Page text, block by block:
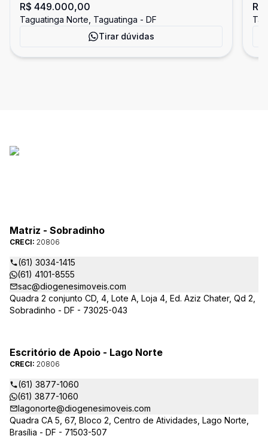
com 3 Vagas de Garagem -
Taguatinga
R$ 449.000,00
Taguatinga Norte, Taguatinga - DF
Tirar dúvidas
-
Matriz - Sobradinho
CRECI: 20806
(61) 3034-1415
(61) 4101-8555
sac@diogenesimoveis.com
Quadra 2 conjunto CD, 4, Lote A, Loja 4, Ed. Aziz Chater, Qd 2,
Sobradinho - DF - 73025-043
Escritório de Apoio - Lago Norte
CRECI: 20806
(61) 3877-1060
(61) 3877-1060
lagonorte@diogenesimoveis.com
Quadra CA 5, 67, Bloco 2, Centro de Atividades, Lago Norte,
Brasília - DF - 71503-507